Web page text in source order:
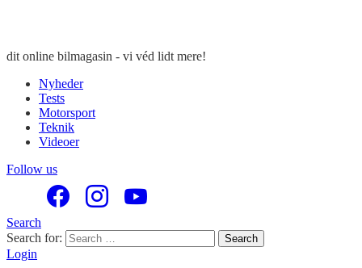
dit online bilmagasin - vi véd lidt mere!
Nyheder
Tests
Motorsport
Teknik
Videoer
Follow us
Search
Search for:
Search
Login